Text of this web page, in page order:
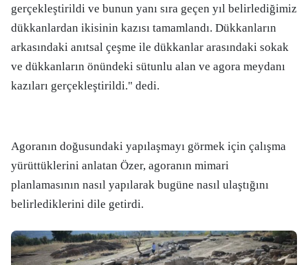
gerçekleştirildi ve bunun yanı sıra geçen yıl belirlediğimiz
dükkanlardan ikisinin kazısı tamamlandı. Dükkanların
arkasındaki anıtsal çeşme ile dükkanlar arasındaki sokak
ve dükkanların önündeki sütunlu alan ve agora meydanı
kazıları gerçekleştirildi." dedi.
Agoranın doğusundaki yapılaşmayı görmek için çalışma
yürüttüklerini anlatan Özer, agoranın mimari
planlamasının nasıl yapılarak bugüne nasıl ulaştığını
belirlediklerini dile getirdi.